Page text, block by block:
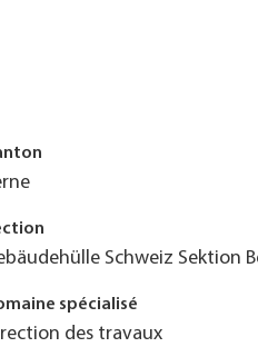
Schweiz Sektion
spécialisé
des travaux